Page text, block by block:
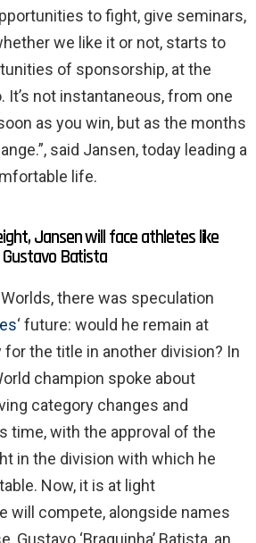
to fight, give seminars,
we like it or not, starts to
of sponsorship, at the
It’s not instantaneous, from one
as you win, but as the months
said Jansen, today leading a
life.
Jansen will face athletes like
Batista
there was speculation
‘ future: would he remain at
the title in another division? In
champion spoke about
category changes and
time, with the approval of the
in the division with which he
Now, it is at light
will compete, alongside names
Gustavo ‘Braguinha’ Batista, an